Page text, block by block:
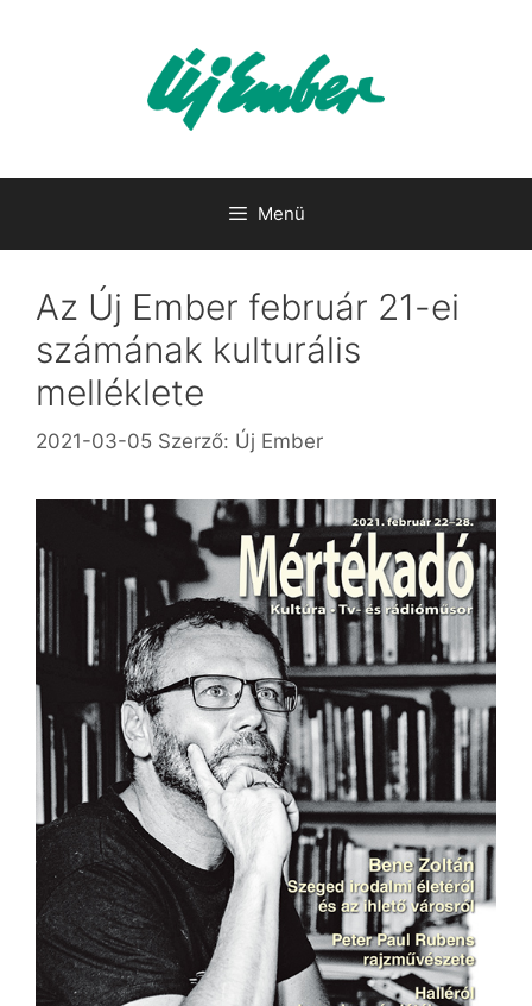
Menü
Az Új Ember február 21-ei
számának kulturális
melléklete
2021-03-05 Szerző: Új Ember